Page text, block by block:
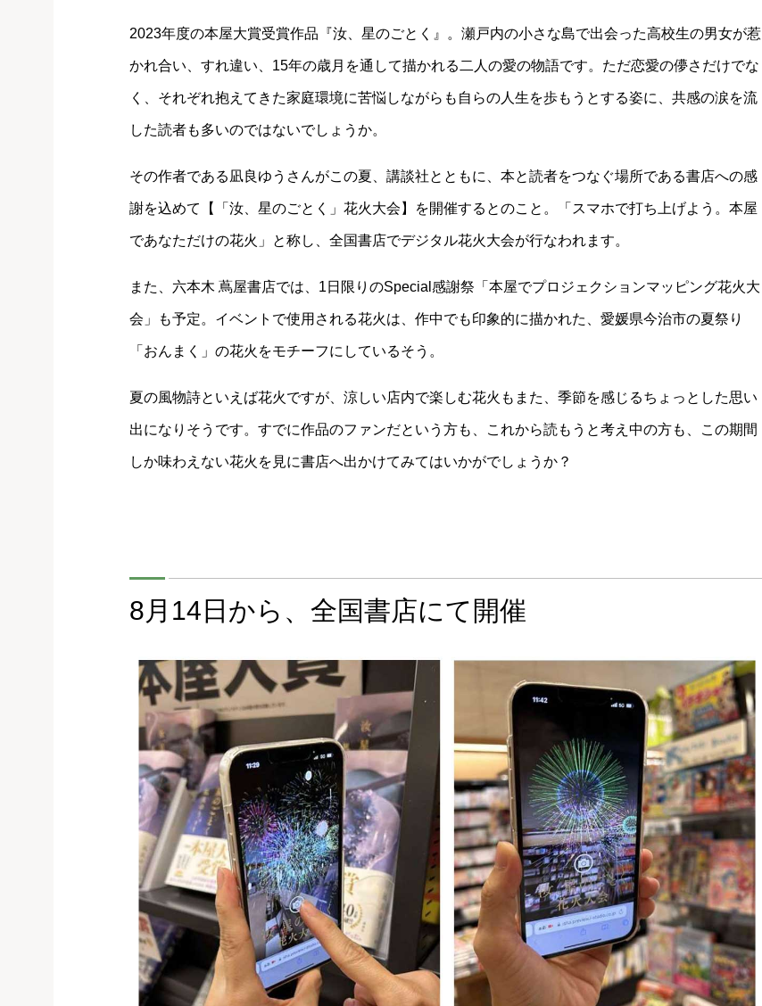
2023年度の本屋大賞受賞作品『汝、星のごとく』。瀬戸内の小さな島で出会った高校生の男女が惹
かれ合い、すれ違い、15年の歳月を通して描かれる二人の愛の物語です。ただ恋愛の儚さだけでな
く、それぞれ抱えてきた家庭環境に苦悩しながらも自らの人生を歩もうとする姿に、共感の涙を流
した読者も多いのではないでしょうか。
その作者である凪良ゆうさんがこの夏、講談社とともに、本と読者をつなぐ場所である書店への感
謝を込めて【「汝、星のごとく」花火大会】を開催するとのこと。「スマホで打ち上げよう。本屋
であなただけの花火」と称し、全国書店でデジタル花火大会が行なわれます。
また、六本木 蔦屋書店では、1日限りのSpecial感謝祭「本屋でプロジェクションマッピング花火大
会」も予定。イベントで使用される花火は、作中でも印象的に描かれた、愛媛県今治市の夏祭り
「おんまく」の花火をモチーフにしているそう。
夏の風物詩といえば花火ですが、涼しい店内で楽しむ花火もまた、季節を感じるちょっとした思い
出になりそうです。すでに作品のファンだという方も、これから読もうと考え中の方も、この期間
しか味わえない花火を見に書店へ出かけてみてはいかがでしょうか？
8月14日から、全国書店にて開催